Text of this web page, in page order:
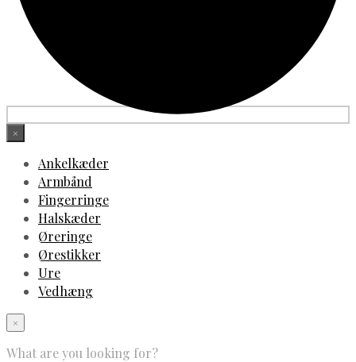
×
Ankelkæder
Armbånd
Fingerringe
Halskæder
Øreringe
Ørestikker
Ure
Vedhæng
×
What are you looking for?